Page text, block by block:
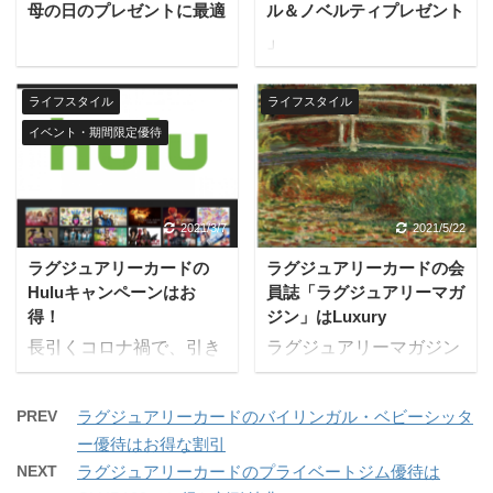
「Earth」全店舗にて特
プスタイル）または、ヘ
ッドスパを利用できま
す。 お出かけ前のスタイ
りのリフレッシュに、多
様なシーンで活用できま
す。 特別優待価格 ヘア
セット（ダウンスタイ
ル）：2,000円（税別）
ヘアセット ...
能です。 対象カードはあ
らゆるラグジュアリーカ
ド、ブラックカード、ゴ
ールドカードの全会員が
使えます。 ポイント交換
の対象車種 ブラック・バ
ッジはロールス・ロイス
の顧客の中でも個性的な
方々の要望に応える車種
で、リスクを冒し、常識
を打ち破って、独自 ...
母の日のプレゼントに最適
ル＆ノベルティプレゼント
」
ライフスタイル
イベント・期間限定優待
2021/3/7
ラグジュアリーカードの
Huluキャンペーンはお
得！
長引くコロナ禍で、引き
続きご自宅でお過ごしに
らっしゃるかと思いま
す。 鬼滅の刃やNiziU出
演作品をはじめとして、
ライフスタイル
2021/5/22
ラグジュアリーカードの会
員誌「ラグジュアリーマガ
ジン」はLuxury
ラグジュアリーマガジン
はラグジュアリーカード
誌です。 編集、デザイナ
構成される専門チーム
PREV
ラグジュアリーカードのバイリンガル・ベビーシッタ
ー優待はお得な割引
NEXT
ラグジュアリーカードのプライベートジム優待は